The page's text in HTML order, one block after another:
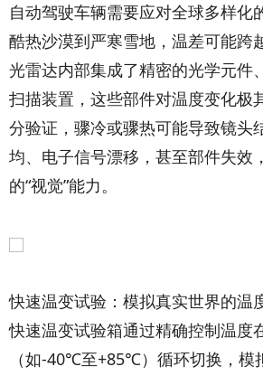
自动驾驶车辆需要应对全球多样
酷热沙漠到严寒雪地，温差可能跨
光雷达内部集成了精密的光学元件
扫描装置，这些部件对温度变化极
分验证，骤冷或骤热可能导致镜头
均、电子信号漂移，甚至部件失效
的“视觉”能力。
快速温变试验：模拟真实世界的温
快速温变试验箱通过精确控制温度
（如-40℃至+85℃）循环切换，模